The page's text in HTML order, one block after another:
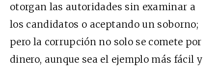
otorgan las autoridades sin examinar a
los candidatos o aceptando un soborno;
pero la corrupción no solo se comete por
dinero, aunque sea el ejemplo más fácil y